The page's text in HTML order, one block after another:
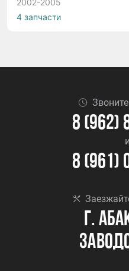
2002-2005
4 запчасти
8 (962)
8 (961)
г.